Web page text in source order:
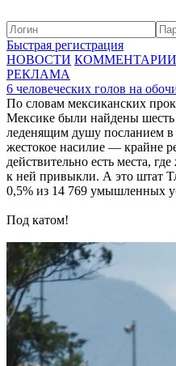
Быстрая регистрация
НОВОСТИ КОММЕНТАРИИ
РЕКЛАМА
6 человеческих голов на
По словам мексиканских
Мексике были найдены шесть
леденящим душу посланием в
жестокое насилие — крайне
действительно есть места,
к ней привыкли. А это штат
0,5% из 14 769 умышленных
Под катом!